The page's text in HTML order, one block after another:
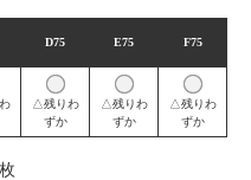
D75 E75 F75
△残りわ
ずか
△残りわ
ずか
△残りわ
ずか
枚